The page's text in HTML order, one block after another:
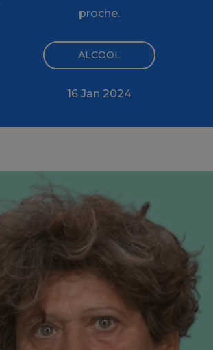
proche.
ALCOOL
16 Jan 2024